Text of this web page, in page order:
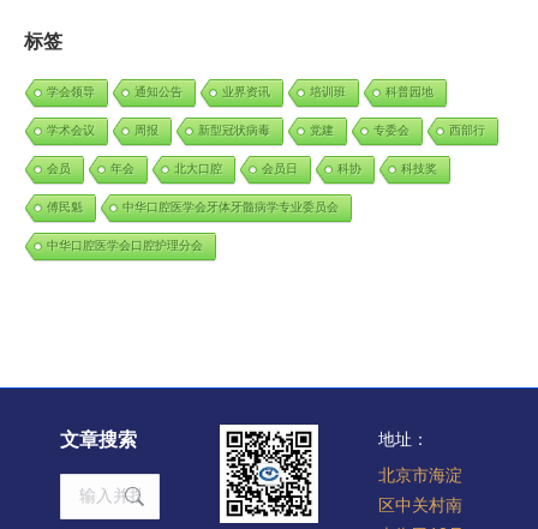
标签
学会领导 通知公告 业界资讯 培训班 科普园地
学术会议 周报 新型冠状病毒 党建 专委会 西部行
会员 年会 北大口腔 会员日 科协 科技奖
傅民魁 中华口腔医学会牙体牙髓病学专业委员会
中华口腔医学会口腔护理分会
文章搜索
Search:
地址：
北京市海淀
区中关村南